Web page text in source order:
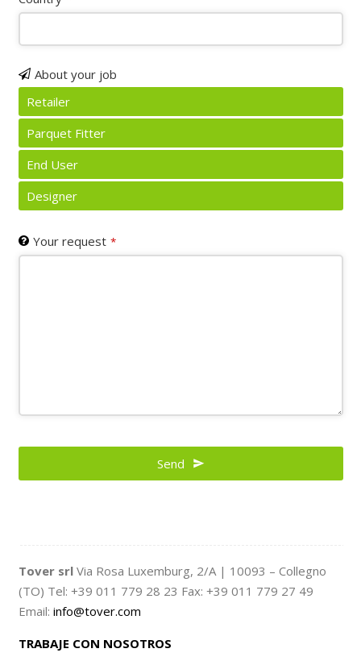
About your job
Retailer
Parquet Fitter
End User
Designer
Your request *
Send
Tover srl Via Rosa Luxemburg, 2/A | 10093 – Collegno
(TO) Tel: +39 011 779 28 23 Fax: +39 011 779 27 49
Email: info@tover.com
TRABAJE CON NOSOTROS